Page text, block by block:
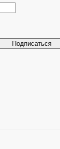
Подписаться